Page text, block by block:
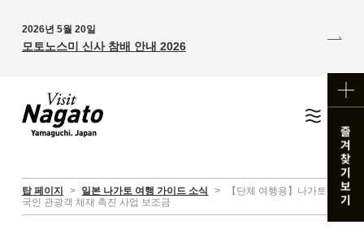
2026년 5월 20일
모토노스미 신사 참배 안내 2026
탑 페이지 > 일본 나가토 여행 가이드 소식 >
【단체 여행용】나가토 외
국인 관광객 체재 촉진 사업 보조금